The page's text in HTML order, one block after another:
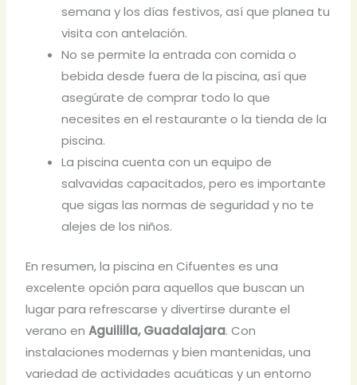
semana y los días festivos, así que planea tu
visita con antelación.
No se permite la entrada con comida o
bebida desde fuera de la piscina, así que
asegúrate de comprar todo lo que
necesites en el restaurante o la tienda de la
piscina.
La piscina cuenta con un equipo de
salvavidas capacitados, pero es importante
que sigas las normas de seguridad y no te
alejes de los niños.
En resumen, la piscina en Cifuentes es una
excelente opción para aquellos que buscan un
lugar para refrescarse y divertirse durante el
verano enAguililla, Guadalajara. Con
instalaciones modernas y bien mantenidas, una
variedad de actividades acuáticas y un entorno